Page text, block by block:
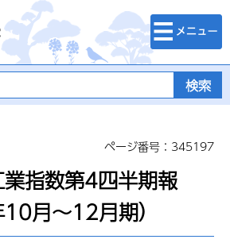
千葉県
検索・メニュ
ー
ページ番号：345197
指数第4四半期報
10月～12月期）